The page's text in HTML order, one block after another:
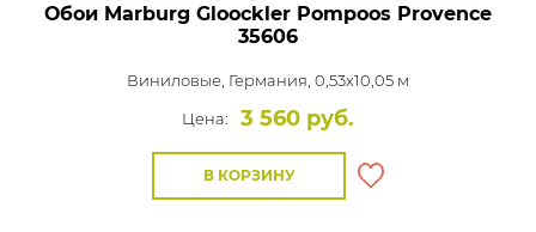
Обои Marburg Gloockler Pompoos Provence
35606
Виниловые, Германия, 0,53x10,05 м
Цена:
3 560 руб.
В КОРЗИНУ